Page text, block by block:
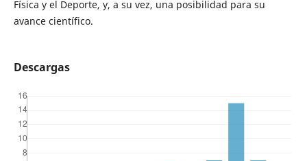
Física y el Deporte, y, a su vez, una posibilidad para su
avance científico.
Descargas